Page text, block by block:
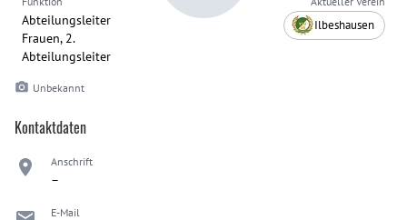
Abteilungsleiter
Frauen, 2.
Abteilungsleiter
Ilbeshausen
Unbekannt
Kontaktdaten
Anschrift
–
E-Mail